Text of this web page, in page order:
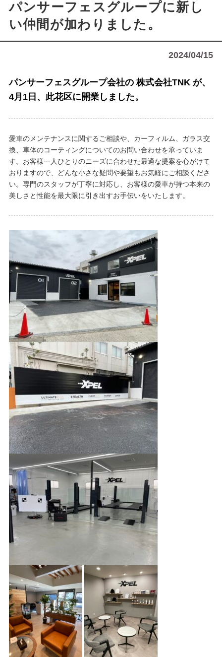
パンサーフェスグループに新し
い仲間が加わりました。
2024/04/15
パンサーフェスグループ会社の 株式会社TNK が、
4月1日、此花区に開業しました。
愛車のメンテナンスに関するご相談や、カーフィルム、ガラス交
換、車体のコーティングについてのお問い合わせを承っていま
す。 お客様一人ひとりのニーズに合わせた最適な提案を心がけて
おりますので、どんな小さな疑問や要望もお気軽にご相談くださ
い。 専門のスタッフが丁寧に対応し、お客様の愛車が持つ本来の
美しさと性能を最大限に引き出すお手伝いをいたします。